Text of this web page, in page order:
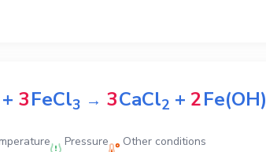
+ 3FeCl3 → 3CaCl2 + 2Fe(OH)
Pressure
Other conditions